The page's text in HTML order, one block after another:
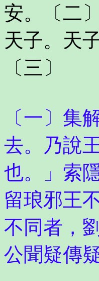
安。〔二
天子。天
〔三〕
〔一〕集
去。乃說
也。」索
留琅邪王
不同者，
公聞疑傳